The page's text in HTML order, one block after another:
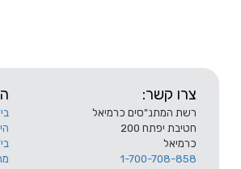
צרו קשר:
רשת המתנ"סים כרמיאל
חטיבת יפתח 200
כרמיאל
1-700-708-858